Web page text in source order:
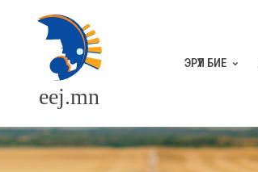
eej.mn
ЭРҮҮЛ БИЕ